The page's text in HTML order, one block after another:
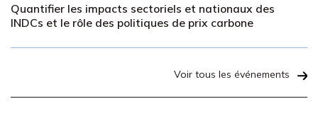
Quantifier les impacts sectoriels et nationaux des
INDCs et le rôle des politiques de prix carbone
Voir tous les événements